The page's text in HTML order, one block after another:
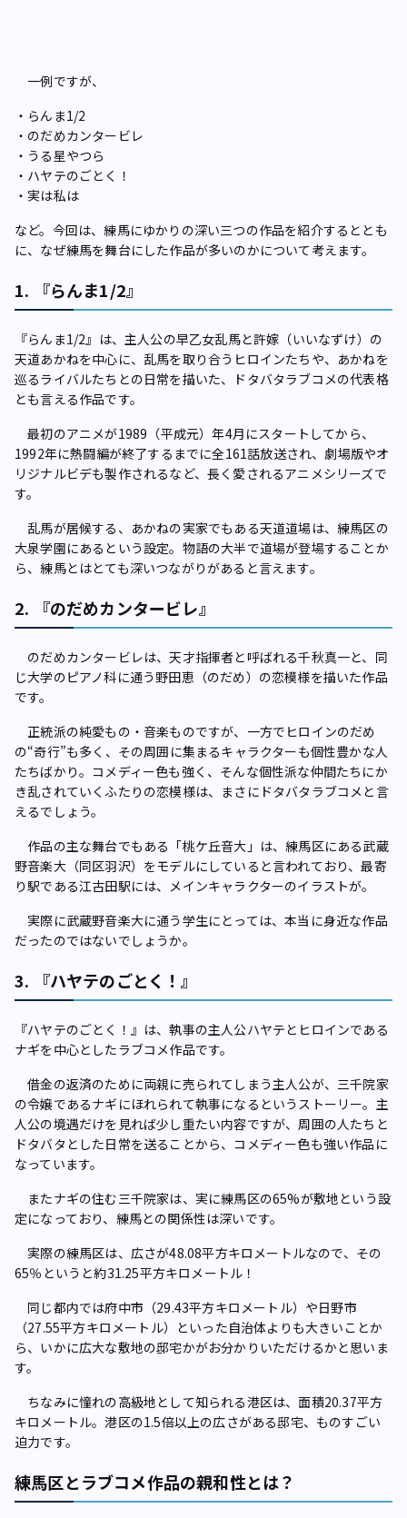
一例ですが、
・らんま1/2
・のだめカンタービレ
・うる星やつら
・ハヤテのごとく！
・実は私は
など。今回は、練馬にゆかりの深い三つの作品を紹介するととも
に、なぜ練馬を舞台にした作品が多いのかについて考えます。
1. 『らんま1/2』
『らんま1/2』は、主人公の早乙女乱馬と許嫁（いいなずけ）の
天道あかねを中心に、乱馬を取り合うヒロインたちや、あかねを
巡るライバルたちとの日常を描いた、ドタバタラブコメの代表格
とも言える作品です。
最初のアニメが1989（平成元）年4月にスタートしてから、
1992年に熱闘編が終了するまでに全161話放送され、劇場版やオ
リジナルビデも製作されるなど、長く愛されるアニメシリーズで
す。
乱馬が居候する、あかねの実家でもある天道道場は、練馬区の
大泉学園にあるという設定。物語の大半で道場が登場することか
ら、練馬とはとても深いつながりがあると言えます。
2. 『のだめカンタービレ』
のだめカンタービレは、天才指揮者と呼ばれる千秋真一と、同
じ大学のピアノ科に通う野田恵（のだめ）の恋模様を描いた作品
です。
正統派の純愛もの・音楽ものですが、一方でヒロインのだめ
の“奇行”も多く、その周囲に集まるキャラクターも個性豊かな人
たちばかり。コメディー色も強く、そんな個性派な仲間たちにか
き乱されていくふたりの恋模様は、まさにドタバタラブコメと言
えるでしょう。
作品の主な舞台でもある「桃ケ丘音大」は、練馬区にある武蔵
野音楽大（同区羽沢）をモデルにしていると言われており、最寄
り駅である江古田駅には、メインキャラクターのイラストが。
実際に武蔵野音楽大に通う学生にとっては、本当に身近な作品
だったのではないでしょうか。
3. 『ハヤテのごとく！』
『ハヤテのごとく！』は、執事の主人公ハヤテとヒロインである
ナギを中心としたラブコメ作品です。
借金の返済のために両親に売られてしまう主人公が、三千院家
の令嬢であるナギにほれられて執事になるというストーリー。主
人公の境遇だけを見れば少し重たい内容ですが、周囲の人たちと
ドタバタとした日常を送ることから、コメディー色も強い作品に
なっています。
またナギの住む三千院家は、実に練馬区の65%が敷地という設
定になっており、練馬との関係性は深いです。
実際の練馬区は、広さが48.08平方キロメートルなので、その
65％というと約31.25平方キロメートル！
同じ都内では府中市（29.43平方キロメートル）や日野市
（27.55平方キロメートル）といった自治体よりも大きいことか
ら、いかに広大な敷地の邸宅かがお分かりいただけるかと思いま
す。
ちなみに憧れの高級地として知られる港区は、面積20.37平方
キロメートル。港区の1.5倍以上の広さがある邸宅、ものすごい
迫力です。
練馬区とラブコメ作品の親和性とは？